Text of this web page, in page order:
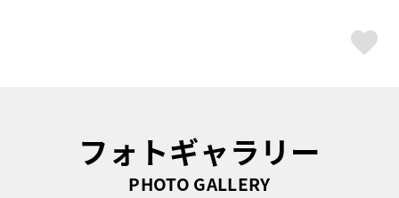
フォトギャラリー
PHOTO GALLERY